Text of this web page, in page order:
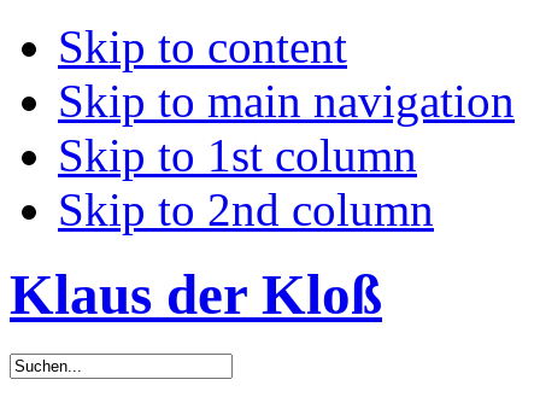
Skip to content
Skip to main navigation
Skip to 1st column
Skip to 2nd column
Klaus der Kloß